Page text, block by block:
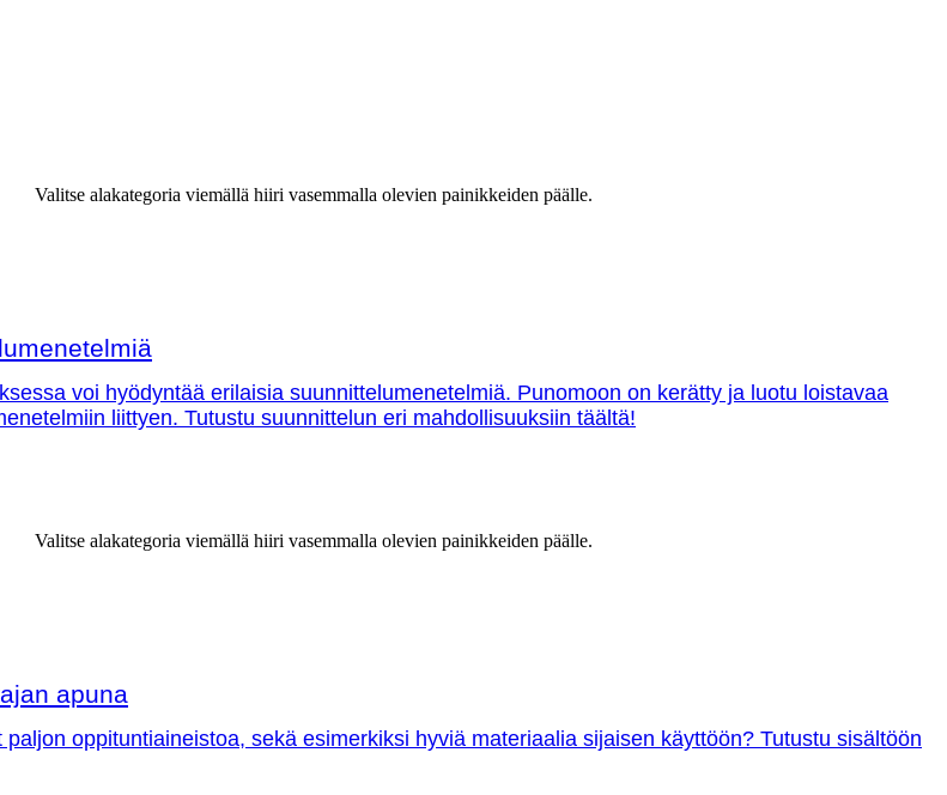
Valitse alakategoria viemällä hiiri vasemmalla olevien painikkeiden päälle.
voi hyödyntää erilaisia suunnittelumenetelmiä. Punomoon on kerätty ja luotu loistavaa
liittyen. Tutustu suunnittelun eri mahdollisuuksiin täältä!
Valitse alakategoria viemällä hiiri vasemmalla olevien painikkeiden päälle.
apuna
oppituntiaineistoa, sekä esimerkiksi hyviä materiaalia sijaisen käyttöön? Tutustu sisältöön